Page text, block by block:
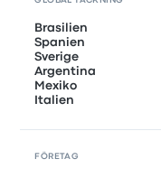
Brasilien
Spanien
Sverige
Argentina
Mexiko
Italien
FÖRETAG